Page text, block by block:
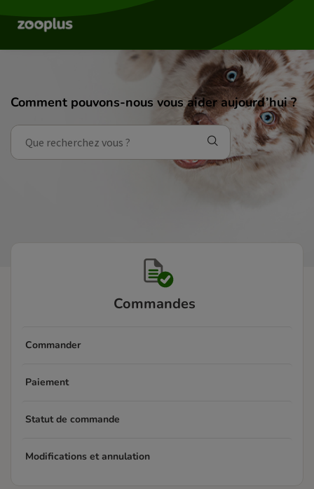
Comment pouvons-nous vous aider aujourd’hui ?
Commandes
Commander
Paiement
Statut de commande
Modifications et annulation